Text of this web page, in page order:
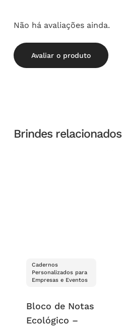
Não há avaliações ainda.
Avaliar o produto
Brindes relacionados
Cadernos
Personalizados para
Empresas e Eventos
Bloco de Notas
Ecológico –